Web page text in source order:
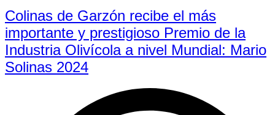
Colinas de Garzón recibe el más
importante y prestigioso Premio de la
Industria Olivícola a nivel Mundial: Mario
Solinas 2024